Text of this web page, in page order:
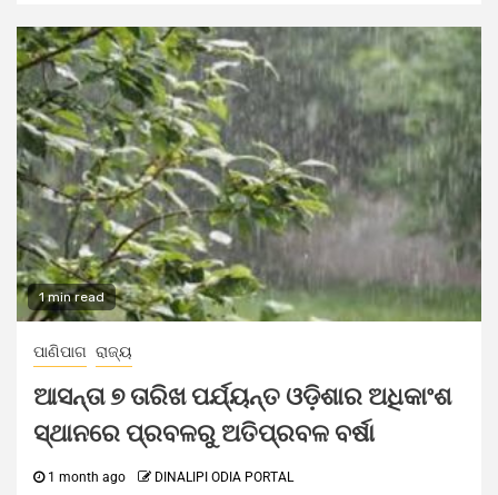
1 min read
ପାଣିପାଗ ରାଜ୍ୟ
ଆସନ୍ତା ୭ ତାରିଖ ପର୍ଯ୍ୟନ୍ତ ଓଡ଼ିଶାର ଅଧିକାଂଶ
ସ୍ଥାନରେ ପ୍ରବଳରୁ ଅତିପ୍ରବଳ ବର୍ଷା
1 month ago DINALIPI ODIA PORTAL